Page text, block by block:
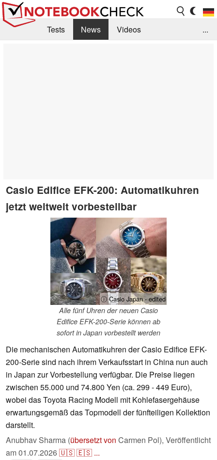
Tests News
Videos
...
Casio Edifice EFK-200: Automatikuhren
jetzt weltweit vorbestellbar
ⓘ Casio Japan - edited
Alle fünf Uhren der neuen Casio
Edifice EFK-200-Serie können ab
sofort in Japan vorbestellt werden
Die mechanischen Automatikuhren der Casio Edifice EFK-
200-Serie sind nach ihrem Verkaufsstart in China nun auch
in Japan zur Vorbestellung verfügbar. Die Preise liegen
zwischen 55.000 und 74.800 Yen (ca. 299 - 449 Euro),
wobei das Toyota Racing Modell mit Kohlefasergehäuse
erwartungsgemäß das Topmodell der fünfteiligen Kollektion
darstellt.
Anubhav Sharma (übersetzt von Carmen Pol), Veröffentlicht
am01.07.2026🇺🇸🇪🇸 ...